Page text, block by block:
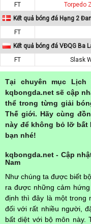
FT
Torpedo
Kết quả bóng đá Hạng 2
FT
Kết quả bóng đá VĐQG Ba
FT
Slask
Tại chuyên mục
kqbongda.net sẽ cập
thể trong từng giải
Thế giới. Hãy cùng
này để không bỏ lỡ bất
bạn nhé!
kqbongda.net - Cập
Nam
Như chúng ta được biết
ra được những cảm
định thì đây là một trong
đối với rất nhiều người,
bất diệt với bộ môn này.